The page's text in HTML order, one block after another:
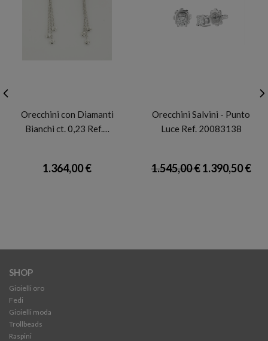
Orecchini con Diamanti
Bianchi ct. 0,23 Ref.…
1.364,00 €
Orecchini Salvini - Punto
Luce Ref. 20083138
1.545,00 €1.390,50 €
SHOP
Gioielli oro
Fedi
Gioielli moda
Trollbeads
Raspini